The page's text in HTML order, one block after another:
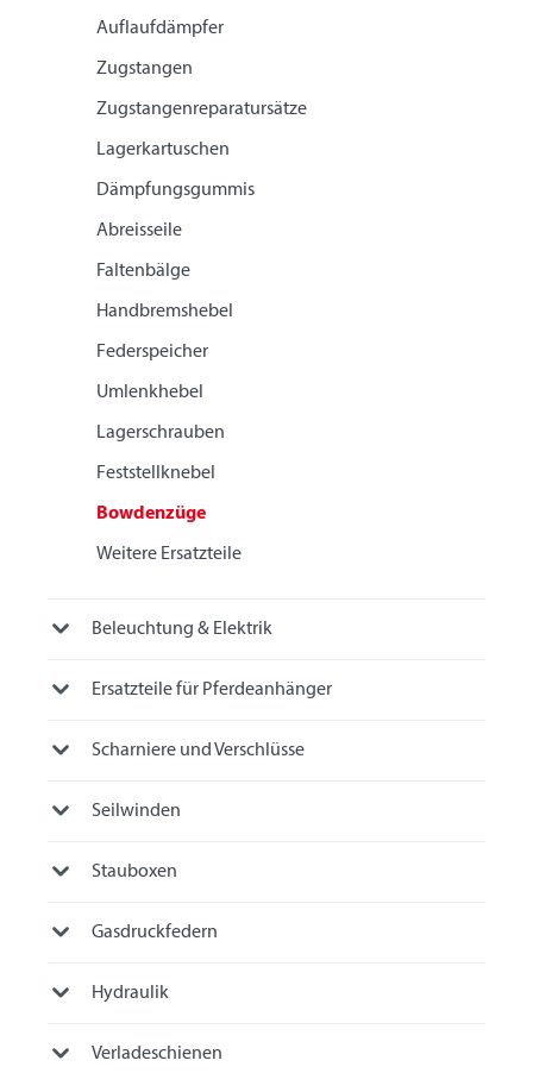
Auflaufdämpfer
Zugstangen
Zugstangenreparatursätze
Lagerkartuschen
Dämpfungsgummis
Abreisseile
Faltenbälge
Handbremshebel
Federspeicher
Umlenkhebel
Lagerschrauben
Feststellknebel
Bowdenzüge
Weitere Ersatzteile
Beleuchtung & Elektrik
Ersatzteile für Pferdeanhänger
Scharniere und Verschlüsse
Seilwinden
Stauboxen
Gasdruckfedern
Hydraulik
Verladeschienen